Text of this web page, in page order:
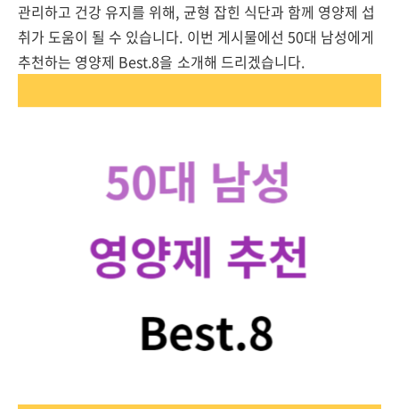
관리하고 건강 유지를 위해, 균형 잡힌 식단과 함께 영양제 섭
취가 도움이 될 수 있습니다. 이번 게시물에선 50대 남성에게
추천하는 영양제 Best.8을 소개해 드리겠습니다.